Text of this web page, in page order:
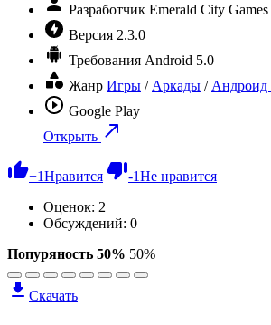
Разработчик Emerald City Games
Версия 2.3.0
Требования Android 5.0
Жанр Игры / Аркады / Андроид
Google Play
Открыть
+1Нравится -1Не нравится
Оценок: 2
Обсуждений: 0
Попуряность 50% 50%
Скачать